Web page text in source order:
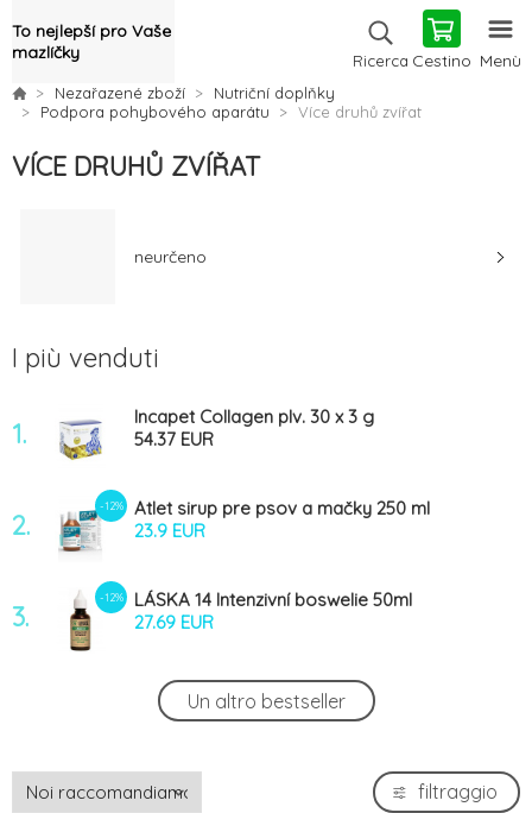
To nejlepší pro Vaše
mazlíčky
Ricerca Cestino Menù
Nezařazené zboží
Nutriční doplňky
Podpora pohybového aparátu
Více druhů zvířat
VÍCE DRUHŮ ZVÍŘAT
neurčeno
I più venduti
1.
Incapet Collagen plv. 30 x 3 g
54.37 EUR
2.
-12%
Atlet sirup pre psov a mačky 250 ml
23.9 EUR
3.
-12%
LÁSKA 14 Intenzivní boswelie 50ml
27.69 EUR
LÁSKA 14 Intenzivní boswelie 30ml
20.49 EUR
Un altro bestseller
filtraggio